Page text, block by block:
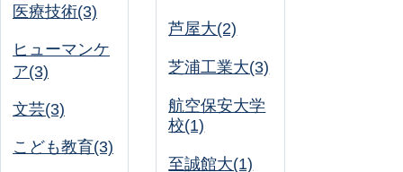
医療技術(3)
ヒューマンケ
ア(3)
文芸(3)
こども教育(3)
芦屋大(2)
芝浦工業大(3)
航空保安大学
校(1)
至誠館大(1)